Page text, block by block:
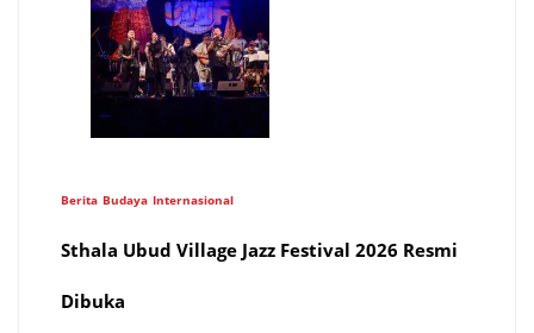
Berita Budaya Internasional
Sthala Ubud Village Jazz Festival 2026 Resmi
Dibuka